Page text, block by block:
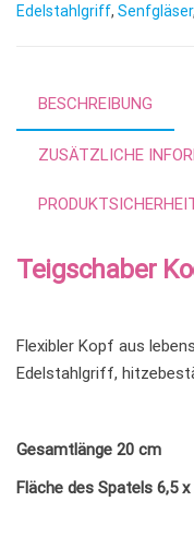
Edelstahlgriff, Senfgläser,
BESCHREIBUNG
ZUSÄTZLICHE
Teigschaber
Flexibler Kopf aus
Edelstahlgriff,
Gesamtlänge 20 cm
Fläche des Spatels 6,5